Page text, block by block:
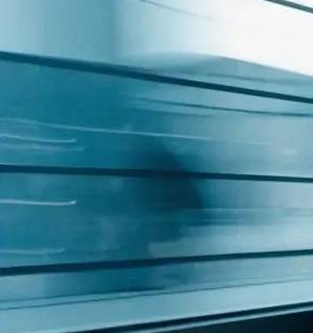
Fliegen durch den
FPV-Videos